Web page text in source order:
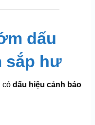
dấu
sắp hư
có dấu hiệu cảnh báo